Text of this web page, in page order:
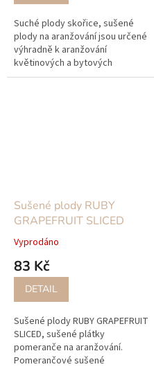
Suché plody skořice, sušené
plody na aranžování jsou určené
výhradně k aranžování
květinových a bytových
dekorací Plody nejsou určeny
Sušené plody RUBY
GRAPEFRUIT SLICED
Vyprodáno
83 Kč
DETAIL
Sušené plody RUBY GRAPEFRUIT
SLICED, sušené plátky
pomeranče na aranžování.
Pomerančové sušené